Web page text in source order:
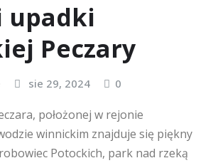
upadki
Peczary
sie 29, 2024 0
położonej w rejonie
winnickim znajduje się piękny
Potockich, park nad rzeką